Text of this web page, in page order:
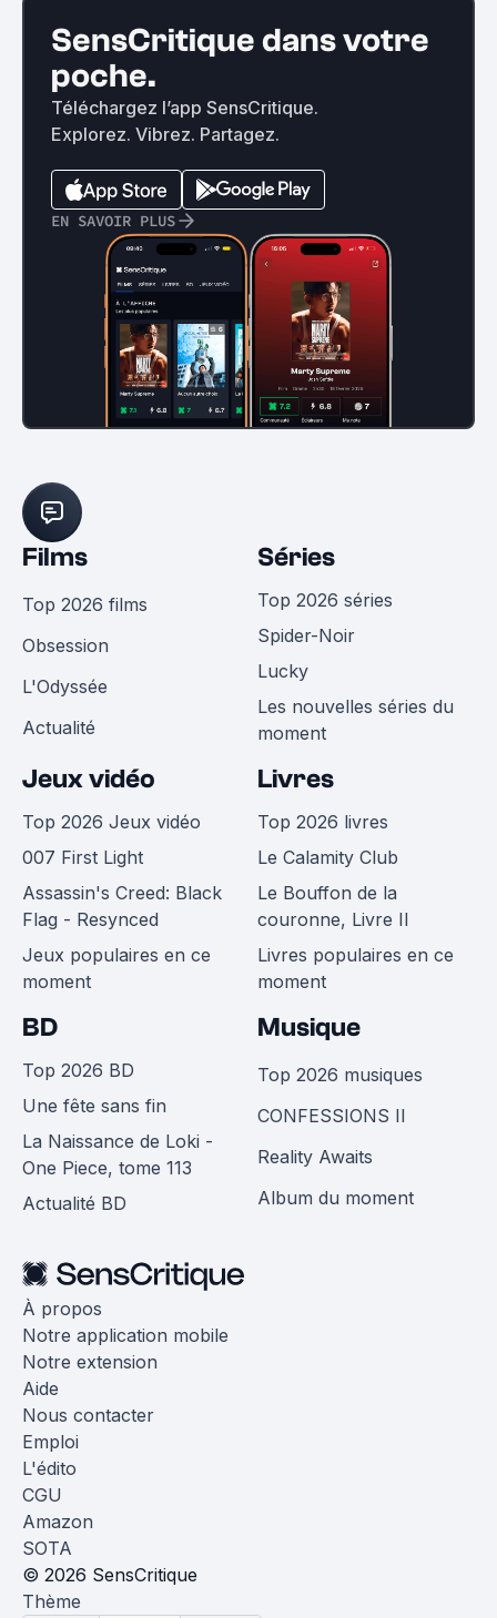
SensCritique dans votre
poche.
Téléchargez l’app SensCritique.
Explorez. Vibrez. Partagez.
EN SAVOIR PLUS
Films
Top 2026 films
Obsession
L'Odyssée
Actualité
Séries
Top 2026 séries
Spider-Noir
Lucky
Les nouvelles séries du
moment
Jeux vidéo
Top 2026 Jeux vidéo
007 First Light
Assassin's Creed: Black
Flag - Resynced
Jeux populaires en ce
moment
Livres
Top 2026 livres
Le Calamity Club
Le Bouffon de la
couronne, Livre II
Livres populaires en ce
moment
BD
Top 2026 BD
Une fête sans fin
La Naissance de Loki -
One Piece, tome 113
Actualité BD
Musique
Top 2026 musiques
CONFESSIONS II
Reality Awaits
Album du moment
À propos
Notre application mobile
Notre extension
Aide
Nous contacter
Emploi
L'édito
CGU
Amazon
SOTA
© 2026 SensCritique
Thème